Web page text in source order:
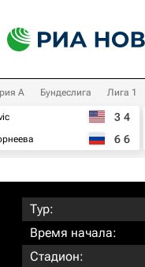
А Бундеслига Лига 1
3 4
6 6
Тур:
Время начала:
Стадион: